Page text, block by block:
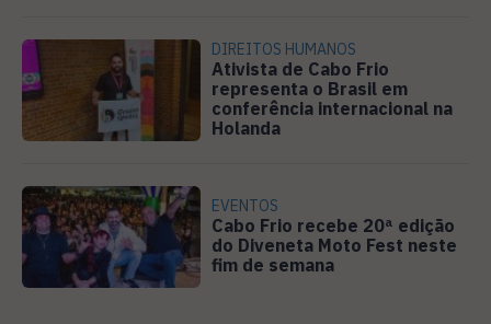
DIREITOS HUMANOS
Ativista de Cabo Frio
representa o Brasil em
conferência internacional na
Holanda
EVENTOS
Cabo Frio recebe 20ª edição
do Diveneta Moto Fest neste
fim de semana